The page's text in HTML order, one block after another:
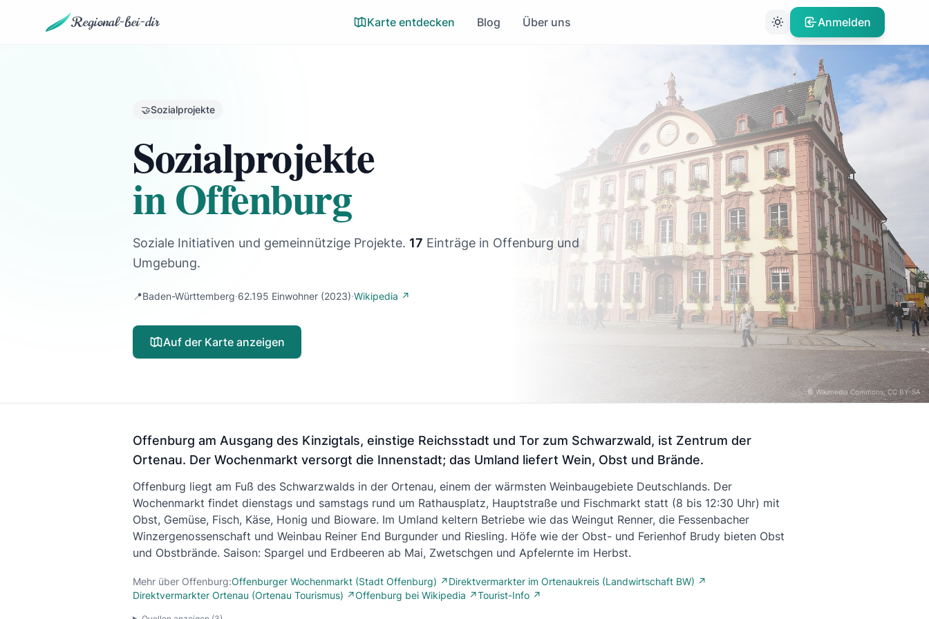
Regional-bei-dir Karte entdecken Blog Über uns Anmelden
© Wikimedia Commons, CC BY-SA
🤝Sozialprojekte
Sozialprojekte
in Offenburg
Soziale Initiativen und gemeinnützige Projekte. 17 Einträge in Offenburg und
Umgebung.
📍Baden-Württemberg·62.195 Einwohner (2023)·Wikipedia ↗
Auf der Karte anzeigen
Offenburg am Ausgang des Kinzigtals, einstige Reichsstadt und Tor zum Schwarzwald, ist Zentrum der
Ortenau. Der Wochenmarkt versorgt die Innenstadt; das Umland liefert Wein, Obst und Brände.
Offenburg liegt am Fuß des Schwarzwalds in der Ortenau, einem der wärmsten Weinbaugebiete Deutschlands. Der
Wochenmarkt findet dienstags und samstags rund um Rathausplatz, Hauptstraße und Fischmarkt statt (8 bis 12:30 Uhr) mit
Obst, Gemüse, Fisch, Käse, Honig und Bioware. Im Umland keltern Betriebe wie das Weingut Renner, die Fessenbacher
Winzergenossenschaft und Weinbau Reiner End Burgunder und Riesling. Höfe wie der Obst- und Ferienhof Brudy bieten Obst
und Obstbrände. Saison: Spargel und Erdbeeren ab Mai, Zwetschgen und Apfelernte im Herbst.
Mehr über Offenburg:Offenburger Wochenmarkt (Stadt Offenburg) ↗Direktvermarkter im Ortenaukreis (Landwirtschaft BW) ↗
Direktvermarkter Ortenau (Ortenau Tourismus) ↗Offenburg bei Wikipedia ↗Tourist-Info ↗